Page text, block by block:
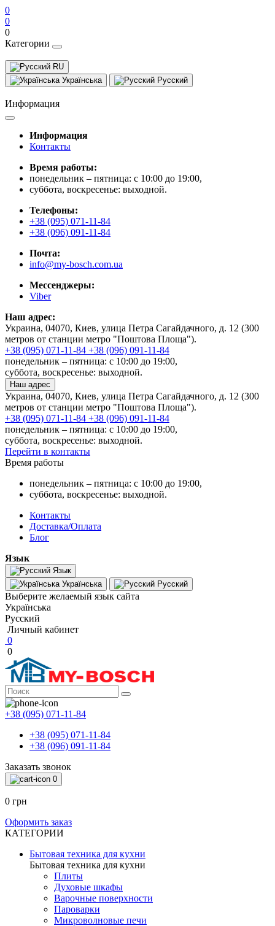
0
0
0
Категории
RU
Українська
Русский
Информация
Информация
Контакты
Время работы:
понедельник – пятница: с 10:00 до 19:00,
суббота, воскресенье: выходной.
Телефоны:
+38 (095) 071-11-84
+38 (096) 091-11-84
Почта:
info@my-bosch.com.ua
Мессенджеры:
Viber
Наш адрес:
Украина, 04070, Киев, улица Петра Сагайдачного, д. 12 (300
метров от станции метро "Поштова Площа").
+38 (095) 071-11-84 +38 (096) 091-11-84
понедельник – пятница: с 10:00 до 19:00,
суббота, воскресенье: выходной.
Наш адрес
Украина, 04070, Киев, улица Петра Сагайдачного, д. 12 (300
метров от станции метро "Поштова Площа").
+38 (095) 071-11-84 +38 (096) 091-11-84
понедельник – пятница: с 10:00 до 19:00,
суббота, воскресенье: выходной.
Перейти в контакты
Время работы
понедельник – пятница: с 10:00 до 19:00,
суббота, воскресенье: выходной.
Контакты
Доставка/Оплата
Блог
Язык
Язык
Українська
Русский
Выберите желаемый язык сайта
Українська
Русский
Личный кабинет
0
0
+38 (095) 071-11-84
+38 (095) 071-11-84
+38 (096) 091-11-84
Заказать звонок
0
0 грн
Оформить заказ
КАТЕГОРИИ
Бытовая техника для кухни
Бытовая техника для кухни
Плиты
Духовые шкафы
Варочные поверхности
Пароварки
Микроволновые печи